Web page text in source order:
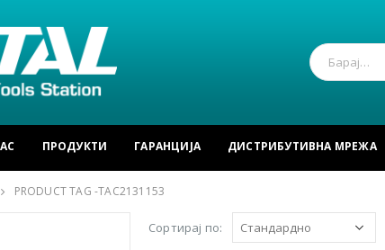
ПРОДУКТИ ГАРАНЦИЈА ДИСТРИБУТИВНА МРЕЖА
PRODUCT TAG -TAC2131153
Сортирај по: